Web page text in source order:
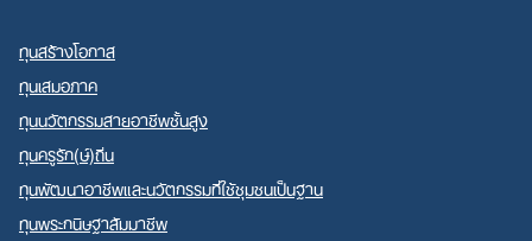
ทุนสร้างโอกาส
ทุนเสมอภาค
ทุนนวัตกรรมสายอาชีพชั้นสูง
ทุนครูรัก(ษ์)ถิ่น
ทุนพัฒนาอาชีพและนวัตกรรมที่ใช้ชุมชนเป็นฐาน
ทุนพระกนิษฐาสัมมาชีพ